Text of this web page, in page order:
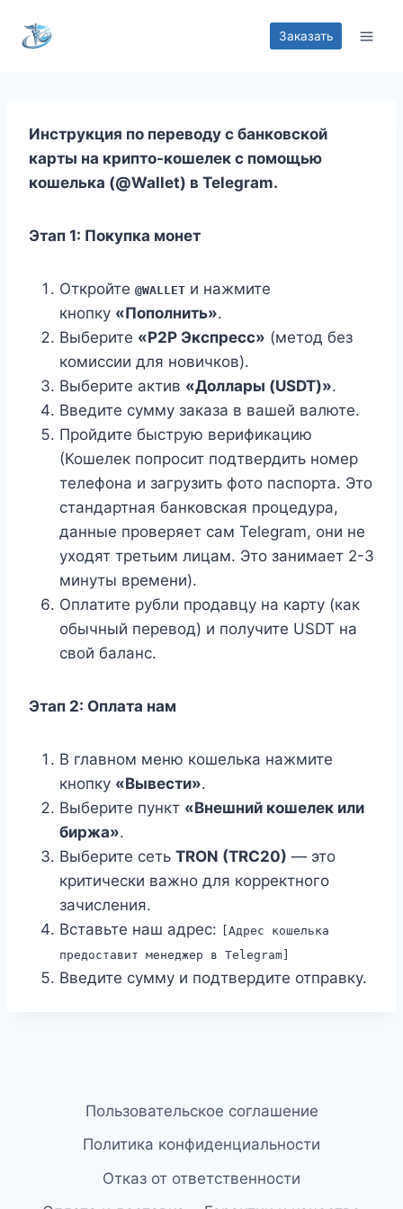
Заказать
Инструкция по переводу с банковской
карты на крипто-кошелек с помощью
кошелька (@Wallet) в Telegram.
Этап 1: Покупка монет
Откройте @WALLET и нажмите
кнопку «Пополнить».
Выберите «P2P Экспресс» (метод без
комиссии для новичков).
Выберите актив «Доллары (USDT)».
Введите сумму заказа в вашей валюте.
Пройдите быструю верификацию
(Кошелек попросит подтвердить номер
телефона и загрузить фото паспорта. Это
стандартная банковская процедура,
данные проверяет сам Telegram, они не
уходят третьим лицам. Это занимает 2-3
минуты времени).
Оплатите рубли продавцу на карту (как
обычный перевод) и получите USDT на
свой баланс.
Этап 2: Оплата нам
В главном меню кошелька нажмите
кнопку «Вывести».
Выберите пункт «Внешний кошелек или
биржа».
Выберите сеть TRON (TRC20) — это
критически важно для корректного
зачисления.
Вставьте наш адрес:
[Адрес кошелька
предоставит менеджер в Telegram]
Введите сумму и подтвердите отправку.
Пользовательское соглашение
Политика конфиденциальности
Отказ от ответственности